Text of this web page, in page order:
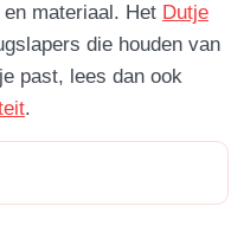
materiaal. Het Dutje
die houden van
past, lees dan ook
.